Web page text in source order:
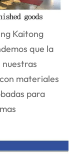
Kaitong
que la
materiales
para